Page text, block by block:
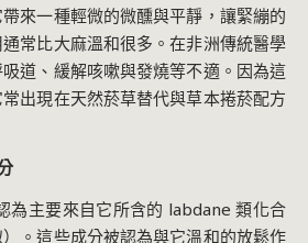
來一種輕微的微醺與平靜，讓緊繃的
常比大麻溫和很多。在非洲傳統醫學
道、緩解咳嗽與發燒等不適。因為這
出現在天然菸草替代與草本捲菸配方
為主要來自它所含的 labdane 類化合
。這些成分被認為與它溫和的放鬆作